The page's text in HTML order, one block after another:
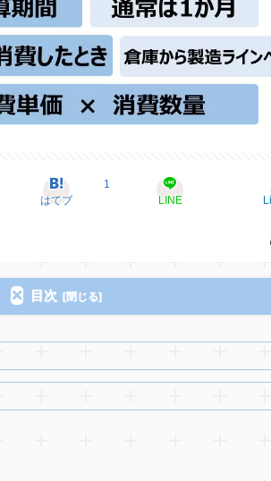
はてブ
1
LINE
目次